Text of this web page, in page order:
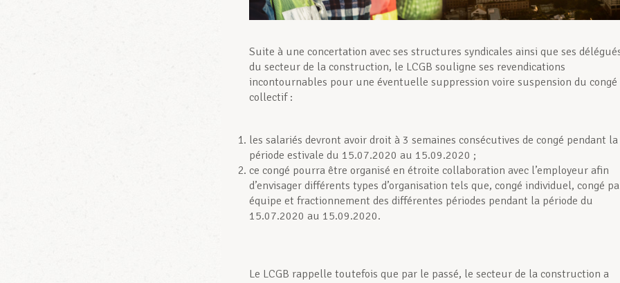
Suite à une concertation avec ses structures syndicales ainsi que ses
du secteur de la construction, le LCGB souligne ses revendications
incontournables pour une éventuelle suppression voire suspension du congé
collectif :
les salariés devront avoir droit à 3 semaines consécutives de congé pendant la
période estivale du 15.07.2020 au 15.09.2020 ;
ce congé pourra être organisé en étroite collaboration avec l’employeur afin
d’envisager différents types d’organisation tels que, congé individuel, congé
équipe et fractionnement des différentes périodes pendant la période du
15.07.2020 au 15.09.2020.
Le LCGB rappelle toutefois que par le passé, le secteur de la construction a